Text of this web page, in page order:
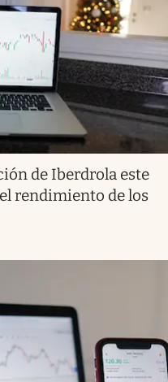
de Iberdrola este
rendimiento de los